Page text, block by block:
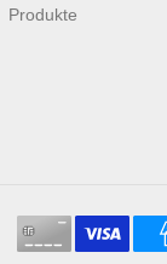
Produkte